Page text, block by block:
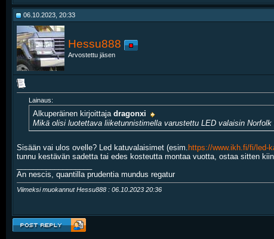
06.10.2023, 20:33
Hessu888
Arvostettu jäsen
Lainaus:
Alkuperäinen kirjoittaja dragonxi
Mikä olisi luotettava liiketunnistimella varustettu LED valaisin Norfolk
Sisään vai ulos ovelle? Led katuvalaisimet (esim. https://www.ikh.fi/fi/led-
tunnu kestävän sadetta tai edes kosteutta montaa vuotta, ostaa sitten
An nescis, quantilla prudentia mundus regatur
Viimeksi muokannut Hessu888 : 06.10.2023 20:36